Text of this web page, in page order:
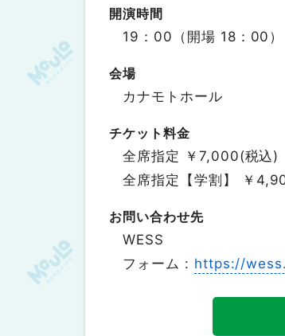
開演時間
19：00（開場 18：00）
会場
カナモトホール
チケット料金
全席指定 ￥7,000(税込)
全席指定【学割】 ￥
お問い合わせ先
WESS
フォーム : https://